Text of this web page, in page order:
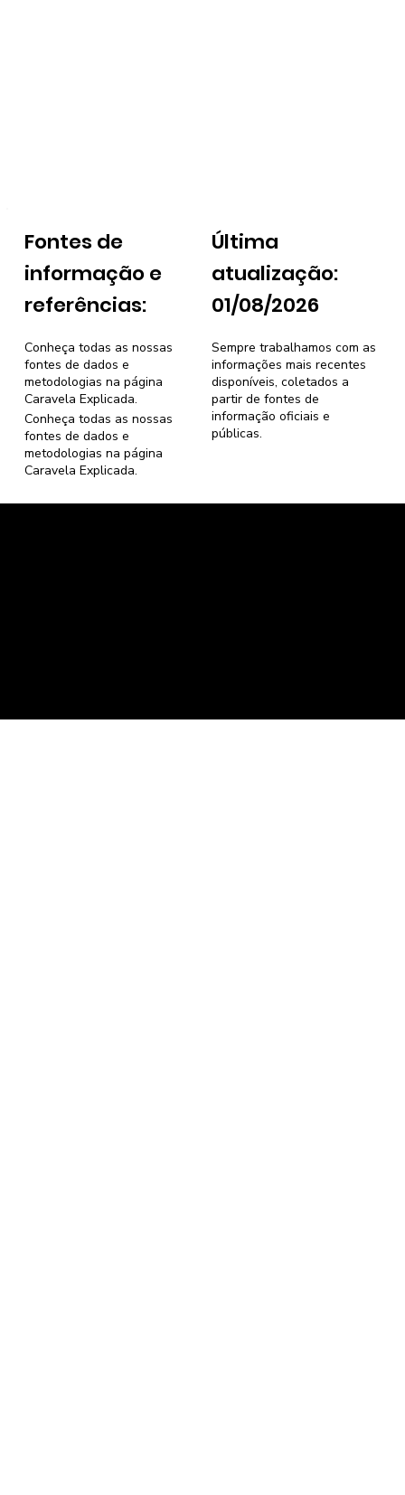
Fontes de
informação e
referências:
Última
atualização:
01/08/2026
Sempre trabalhamos com as
informações mais recentes
disponíveis, coletados a
partir de fontes de
informação oficiais e
públicas.
Conheça todas as nossas
fontes de dados e
metodologias na página
Caravela Explicada.
Conheça todas as nossas
fontes de dados e
metodologias na página
Caravela Explicada.